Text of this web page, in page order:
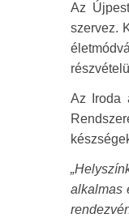
Az
szervez.
Az Iroda
alkalmas